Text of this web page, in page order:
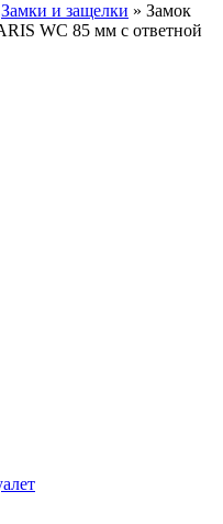
Замки и защелки » Замок
WC 85 мм с ответной